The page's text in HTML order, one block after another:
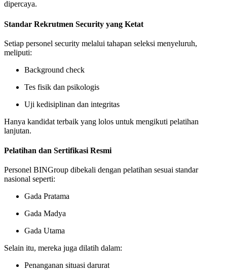
dipercaya.
Standar Rekrutmen Security yang Ketat
Setiap personel security melalui tahapan seleksi menyeluruh,
meliputi:
Background check
Tes fisik dan psikologis
Uji kedisiplinan dan integritas
Hanya kandidat terbaik yang lolos untuk mengikuti pelatihan
lanjutan.
Pelatihan dan Sertifikasi Resmi
Personel BINGroup dibekali dengan pelatihan sesuai standar
nasional seperti:
Gada Pratama
Gada Madya
Gada Utama
Selain itu, mereka juga dilatih dalam:
Penanganan situasi darurat